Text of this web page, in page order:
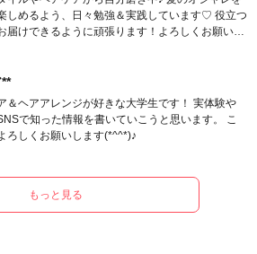
しめるよう、日々勉強＆実践しています♡ 役立つ
届けできるように頑張ります！よろしくお願いし
＆ヘアアレンジが好きな大学生です！ 実体験や
で知った情報を書いていこうと思います。 こ
ろしくお願いします(*^^*)♪
もっと見る